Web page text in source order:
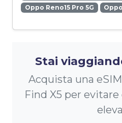
Oppo Reno15 Pro 5G
Stai
Acquista una
Find X5 per